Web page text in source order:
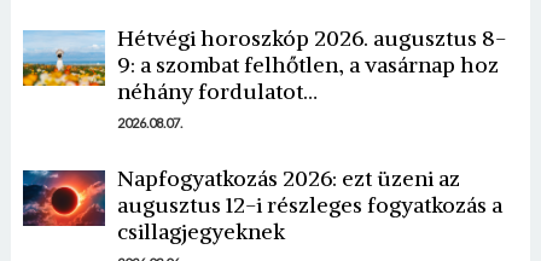
Hétvégi horoszkóp 2026. augusztus 8-
9: a szombat felhőtlen, a vasárnap hoz
néhány fordulatot…
2026.08.07.
Napfogyatkozás 2026: ezt üzeni az
augusztus 12-i részleges fogyatkozás a
csillagjegyeknek